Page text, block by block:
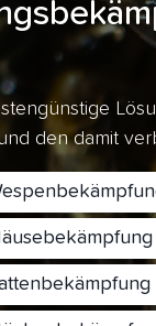
den damit